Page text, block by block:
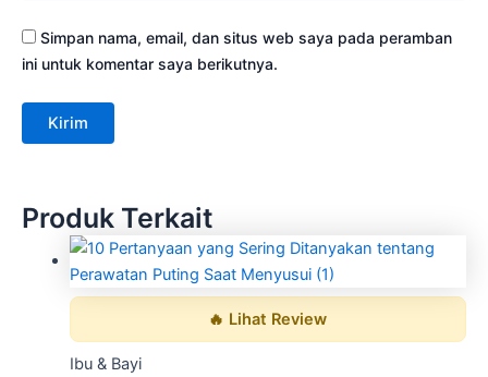
Simpan nama, email, dan situs web saya pada peramban
ini untuk komentar saya berikutnya.
Produk Terkait
🔥 Lihat Review
Ibu & Bayi